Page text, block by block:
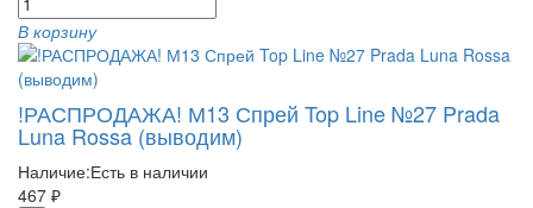
В корзину
!РАСПРОДАЖА! М13 Спрей Top Line №27 Prada
Luna Rossa (выводим)
Наличие:Есть в наличии
467 ₽